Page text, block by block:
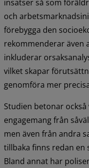
insatser så som
och
förebygga den
rekommenderar även
inkluderar
vilket skapar
genomföra mer
Studien betonar
engagemang från
men även från andra
tillbaka finns redan
Bland annat har